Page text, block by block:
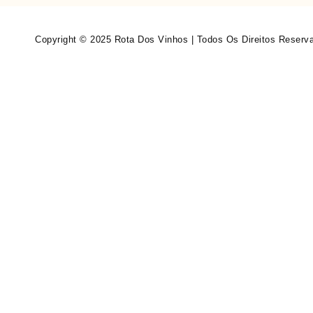
Copyright © 2025 Rota Dos Vinhos | Todos Os Direitos